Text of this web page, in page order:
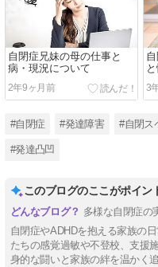
自閉症兄妹の母の仕事と
病・現況について
2年9ヶ月前
3
#自閉症 #発達障害 #自閉ス
#発達凸凹
このブログのここがポイン
多様な自閉症の
自閉症やADHDを抱える家族の
たちの感覚過敏や不登校、支援
身的な闘いと家族の絆を温かく